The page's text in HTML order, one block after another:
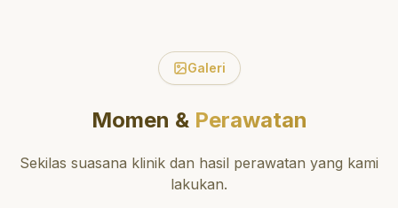
Galeri
Momen &Perawatan
Sekilas suasana klinik dan hasil perawatan yang kami
lakukan.